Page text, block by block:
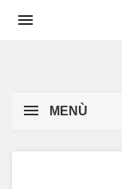

MENÙ